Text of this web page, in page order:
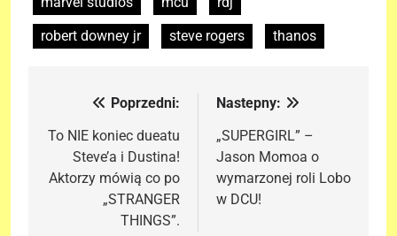
robert downey jr
steve rogers thanos
Nawigacja
wpisu
Poprzedni:
To NIE koniec dueatu
Steve’a i Dustina!
Aktorzy mówią co po
„STRANGER
THINGS”.
Nastepny:
„SUPERGIRL” –
Jason Momoa o
wymarzonej roli Lobo
w DCU!